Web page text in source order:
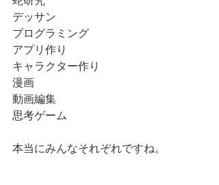
デッサン
プログラミング
アプリ作り
キャラクター作り
漫画
動画編集
思考ゲーム
本当にみんなそれぞれですね。